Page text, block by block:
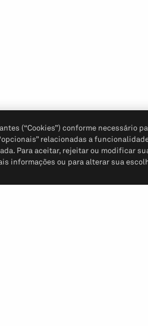
(“Cookies”) conforme necessário
relacionadas a
Para aceitar, rejeitar ou modificar
informações ou para alterar sua